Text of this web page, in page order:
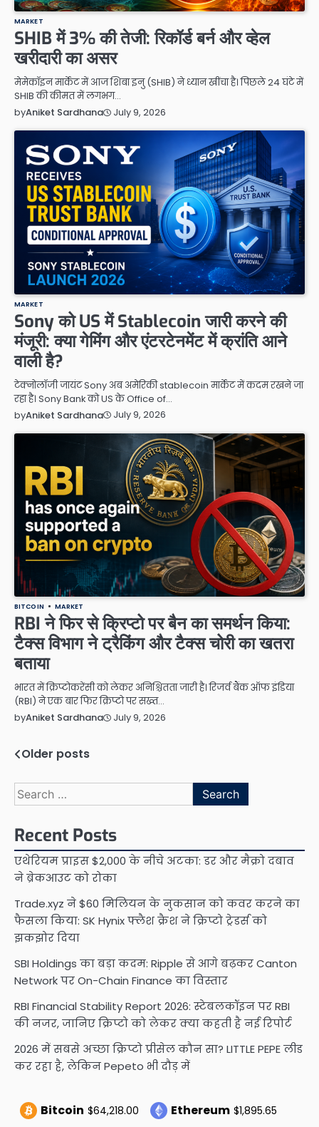
MARKET
SHIB में 3% की तेजी: रिकॉर्ड बर्न और व्हेल
खरीदारी का असर
मेमेकॉइन मार्केट में आज शिबा इनु (SHIB) ने ध्यान खींचा है। पिछले 24 घंटे में
SHIB की कीमत में लगभग…
byAniket Sardhana July 9, 2026
MARKET
Sony को US में Stablecoin जारी करने की
मंजूरी: क्या गेमिंग और एंटरटेनमेंट में क्रांति आने
वाली है?
टेक्नोलॉजी जायंट Sony अब अमेरिकी stablecoin मार्केट में कदम रखने जा
रहा है। Sony Bank को US के Office of…
byAniket Sardhana July 9, 2026
BITCOIN MARKET
RBI ने फिर से क्रिप्टो पर बैन का समर्थन किया:
टैक्स विभाग ने ट्रैकिंग और टैक्स चोरी का खतरा
बताया
भारत में क्रिप्टोकरेंसी को लेकर अनिश्चितता जारी है। रिजर्व बैंक ऑफ इंडिया
(RBI) ने एक बार फिर क्रिप्टो पर सख्त…
byAniket Sardhana July 9, 2026
Posts
navigation
Older posts
Search
for:
Recent Posts
एथेरियम प्राइस $2,000 के नीचे अटका: डर और मैक्रो दबाव
ने ब्रेकआउट को रोका
Trade.xyz ने $60 मिलियन के नुकसान को कवर करने का
फैसला किया: SK Hynix फ्लैश क्रैश ने क्रिप्टो ट्रेडर्स को
झकझोर दिया
SBI Holdings का बड़ा कदम: Ripple से आगे बढ़कर Canton
Network पर On-Chain Finance का विस्तार
RBI Financial Stability Report 2026: स्टेबलकॉइन पर RBI
की नजर, जानिए क्रिप्टो को लेकर क्या कहती है नई रिपोर्ट
2026 में सबसे अच्छा क्रिप्टो प्रीसेल कौन सा? LITTLE PEPE लीड
कर रहा है, लेकिन Pepeto भी दौड़ में
Bitcoin $64,218.00 Ethereum $1,895.65